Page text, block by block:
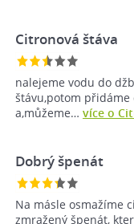
Citronová štáva
nalejeme vodu do
štávu,potom
a,můžeme… více o
Dobrý špenát
Na másle osmažíme
zmražený špenát,